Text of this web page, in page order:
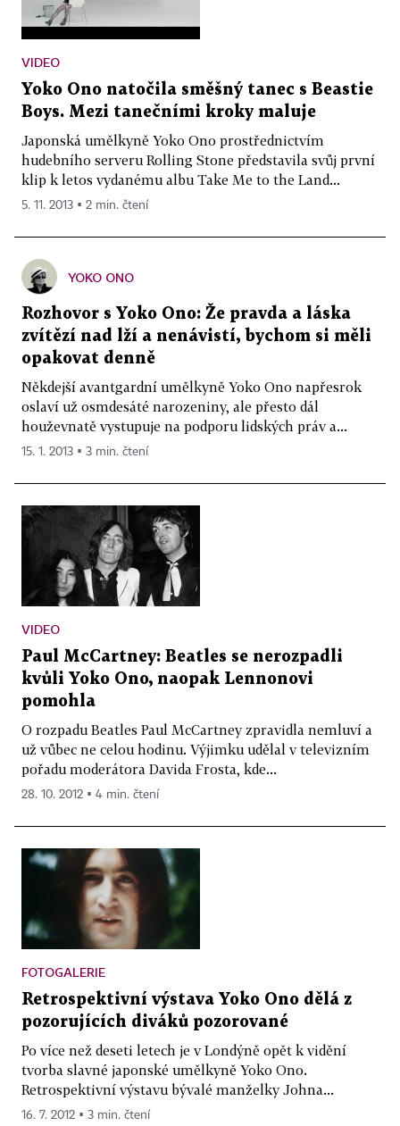
VIDEO
Yoko Ono natočila směšný tanec s Beastie
Boys. Mezi tanečními kroky maluje
Japonská umělkyně Yoko Ono prostřednictvím
hudebního serveru Rolling Stone představila svůj první
klip k letos vydanému albu Take Me to the Land...
5. 11. 2013 ▪ 2 min. čtení
YOKO ONO
Rozhovor s Yoko Ono: Že pravda a láska
zvítězí nad lží a nenávistí, bychom si měli
opakovat denně
Někdejší avantgardní umělkyně Yoko Ono napřesrok
oslaví už osmdesáté narozeniny, ale přesto dál
houževnatě vystupuje na podporu lidských práv a...
15. 1. 2013 ▪ 3 min. čtení
VIDEO
Paul McCartney: Beatles se nerozpadli
kvůli Yoko Ono, naopak Lennonovi
pomohla
O rozpadu Beatles Paul McCartney zpravidla nemluví a
už vůbec ne celou hodinu. Výjimku udělal v televizním
pořadu moderátora Davida Frosta, kde...
28. 10. 2012 ▪ 4 min. čtení
FOTOGALERIE
Retrospektivní výstava Yoko Ono dělá z
pozorujících diváků pozorované
Po více než deseti letech je v Londýně opět k vidění
tvorba slavné japonské umělkyně Yoko Ono.
Retrospektivní výstavu bývalé manželky Johna...
16. 7. 2012 ▪ 3 min. čtení